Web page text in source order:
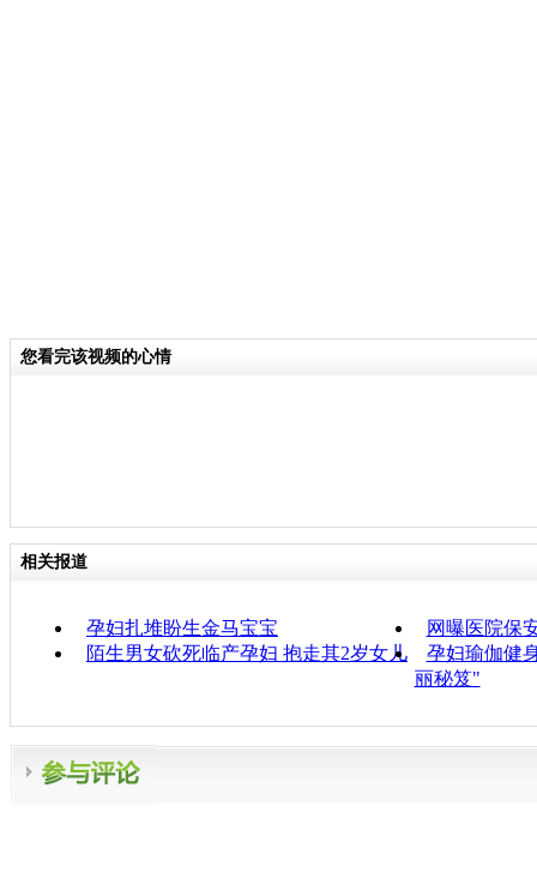
您看完该视频的心情
相关报道
孕妇扎堆盼生金马宝宝
网曝医院保
陌生男女砍死临产孕妇 抱走其2岁女儿
孕妇瑜伽健
丽秘笈"